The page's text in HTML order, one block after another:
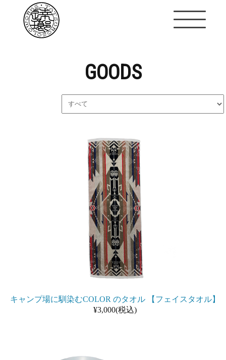
GOODS
キャンプ場に馴染むCOLOR のタオル 【フェイスタオル】
¥3,000(税込)